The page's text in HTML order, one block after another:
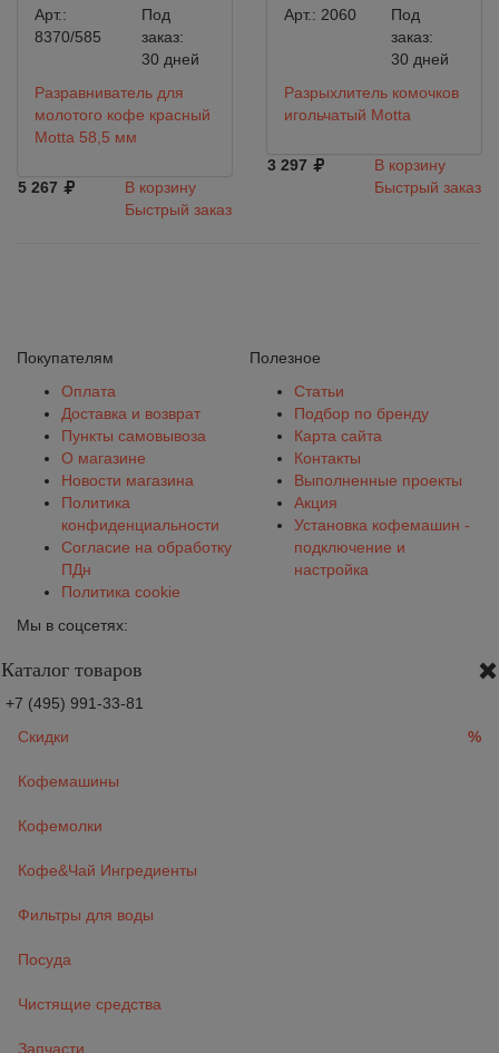
Арт.:
8370/585
Под
заказ:
30 дней
Разравниватель для
молотого кофе красный
Motta 58,5 мм
5 267
В корзину
Быстрый заказ
Арт.: 2060
Под
заказ:
30 дней
Разрыхлитель комочков
игольчатый Motta
3 297
В корзину
Быстрый заказ
Покупателям
Оплата
Доставка и возврат
Пункты самовывоза
О магазине
Новости магазина
Политика
конфиденциальности
Согласие на обработку
ПДн
Политика cookie
Полезное
Статьи
Подбор по бренду
Карта сайта
Контакты
Выполненные проекты
Акция
Установка кофемашин -
подключение и
настройка
Мы в соцсетях:
Каталог товаров
+7 (495) 991-33-81
Скидки
%
Кофемашины
Кофемолки
Кофе&Чай Ингредиенты
Фильтры для воды
Посуда
Чистящие средства
Запчасти